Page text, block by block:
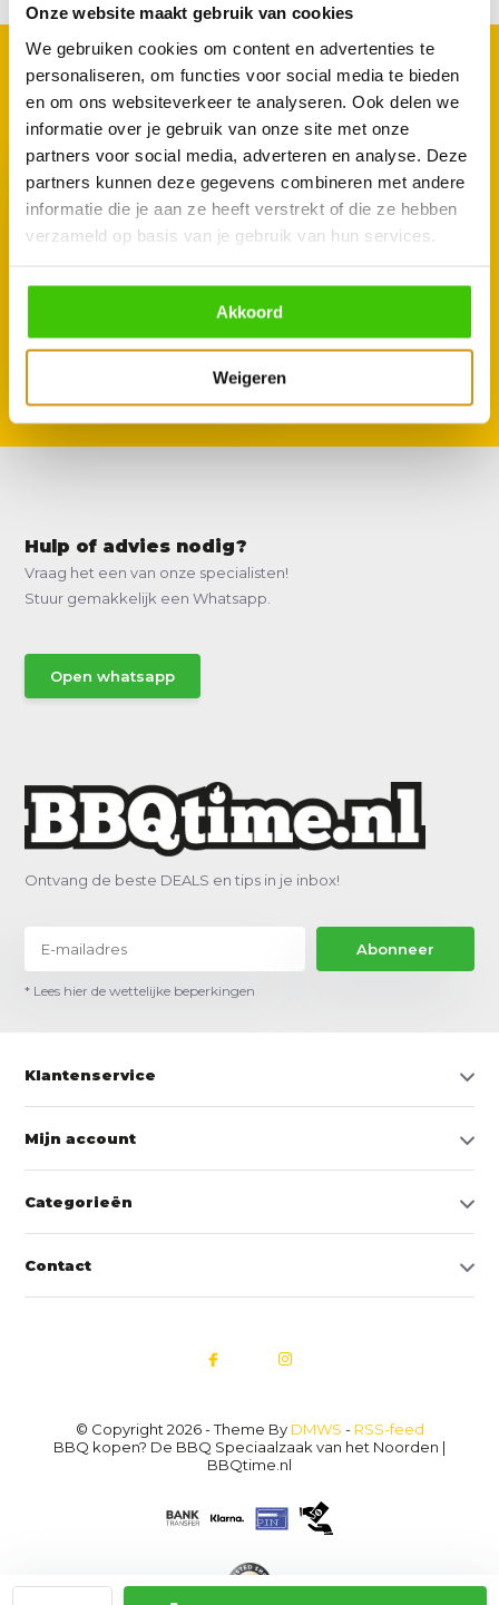
Onze website maakt gebruik van cookies
We gebruiken cookies om content en advertenties te
personaliseren, om functies voor social media te bieden
en om ons websiteverkeer te analyseren. Ook delen we
informatie over je gebruik van onze site met onze
partners voor social media, adverteren en analyse. Deze
partners kunnen deze gegevens combineren met andere
informatie die je aan ze heeft verstrekt of die ze hebben
verzameld op basis van je gebruik van hun services.
Akkoord
Weigeren
GOED TE COMBINEREN
Met deze accessoires
Enders Pizzasteen 31,5 cm
Hulp of advies nodig?
Vraag het een van onze specialisten!
Stuur gemakkelijk een Whatsapp.
Open whatsapp
Ontvang de beste DEALS en tips in je inbox!
Abonneer
* Lees hier de wettelijke beperkingen
Klantenservice
Mijn account
Categorieën
Contact
© Copyright 2026 - Theme By DMWS - RSS-feed
BBQ kopen? De BBQ Speciaalzaak van het Noorden |
BBQtime.nl